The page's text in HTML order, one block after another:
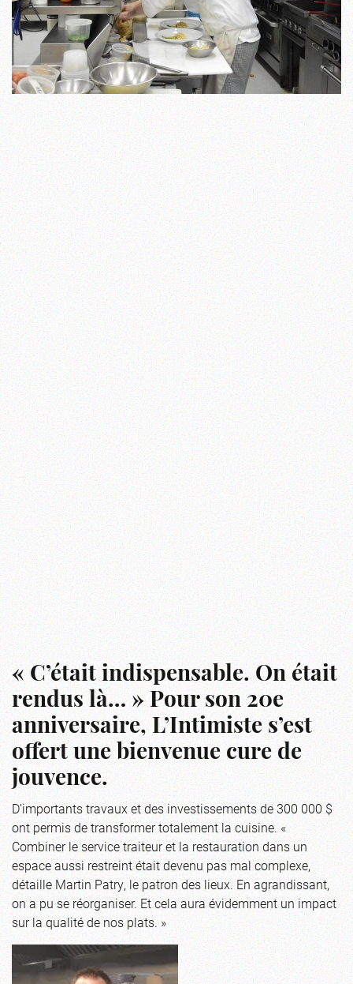
« C’était indispensable. On était
rendus là… » Pour son 20e
anniversaire, L’Intimiste s’est
offert une bienvenue cure de
jouvence.
D’importants travaux et des investissements de 300 000 $
ont permis de transformer totalement la cuisine. «
Combiner le service traiteur et la restauration dans un
espace aussi restreint était devenu pas mal complexe,
détaille Martin Patry, le patron des lieux. En agrandissant,
on a pu se réorganiser. Et cela aura évidemment un impact
sur la qualité de nos plats. »